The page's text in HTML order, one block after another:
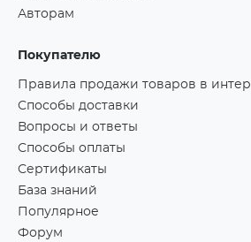
Авторам
Покупателю
Правила продажи товаров в
Способы доставки
Вопросы и ответы
Способы оплаты
Сертификаты
База знаний
Популярное
Форум